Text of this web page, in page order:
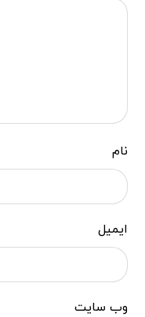
نام
ایمیل
وب‌ سایت